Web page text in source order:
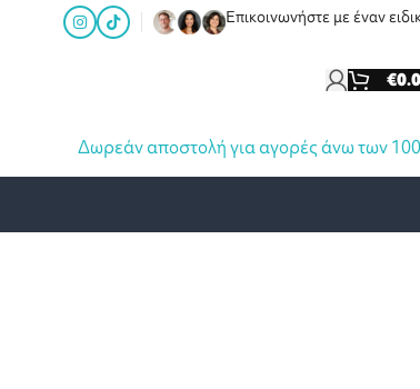
Επικοινωνήστε με έναν
€
Δωρεάν αποστολή για αγορές άνω των